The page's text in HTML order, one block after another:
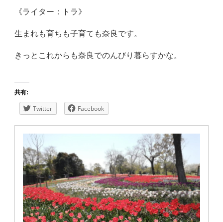
《ライター：トラ》
生まれも育ちも子育ても奈良です。
きっとこれからも奈良でのんびり暮らすかな。
共有:
Twitter Facebook